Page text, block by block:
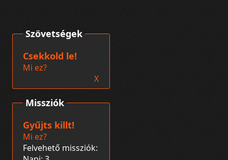
Missziók
Gyűjts killt!
Mi ez?
Felvehető missziók:
Szövetségek
Csekkold le!
Mi ez?
X